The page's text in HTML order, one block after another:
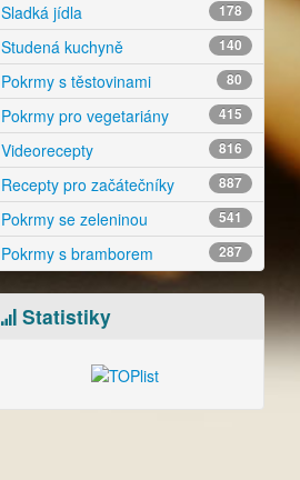
Sladká jídla 178
Studená kuchyně 140
Pokrmy s těstovinami 80
Pokrmy pro vegetariány 415
Videorecepty 816
Recepty pro začátečníky 887
Pokrmy se zeleninou 541
Pokrmy s bramborem 287
Statistiky